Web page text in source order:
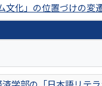
文化」の位置づけの変